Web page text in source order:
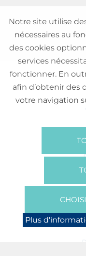
Notre site utilise
nécessaires au
des cookies
services
fonctionner. En
afin d’obtenir des
votre navigation
Plus